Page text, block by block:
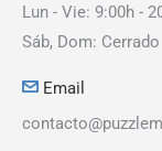
Lun - Vie: 9:00h -
Sáb, Dom: Cerrado
Email